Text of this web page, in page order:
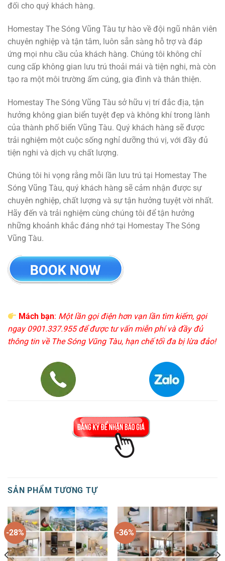
đối cho quý khách hàng.
Homestay The Sóng Vũng Tàu tự hào về đội ngũ nhân viên
chuyên nghiệp và tận tâm, luôn sẵn sàng hỗ trợ và đáp
ứng mọi nhu cầu của khách hàng. Chúng tôi không chỉ
cung cấp không gian lưu trú thoải mái và tiện nghi, mà còn
tạo ra một môi trường ấm cúng, gia đình và thân thiện.
Homestay The Sóng Vũng Tàu sở hữu vị trí đắc địa, tận
hưởng không gian biển tuyệt đẹp và không khí trong lành
của thành phố biển Vũng Tàu. Quý khách hàng sẽ được
trải nghiệm một cuộc sống nghỉ dưỡng thú vị, với đầy đủ
tiện nghi và dịch vụ chất lượng.
Chúng tôi hi vọng rằng mỗi lần lưu trú tại Homestay The
Sóng Vũng Tàu, quý khách hàng sẽ cảm nhận được sự
chuyên nghiệp, chất lượng và sự tận hưởng tuyệt vời nhất.
Hãy đến và trải nghiệm cùng chúng tôi để tận hưởng
những khoảnh khắc đáng nhớ tại Homestay The Sóng
Vũng Tàu.
Mách bạn: Một lần gọi điện hơn vạn lần tìm kiếm, gọi
ngay 0901.337.955 để được tư vấn miễn phí và đầy đủ
thông tin về The Sóng Vũng Tàu, hạn chế tối đa bị lừa đảo!
SẢN PHẨM TƯƠNG TỰ
-28% -36%